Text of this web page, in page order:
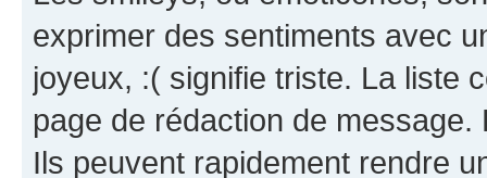
exprimer des sentiments avec
joyeux, :( signifie triste. La liste
page de rédaction de
Ils peuvent rapidement rendre